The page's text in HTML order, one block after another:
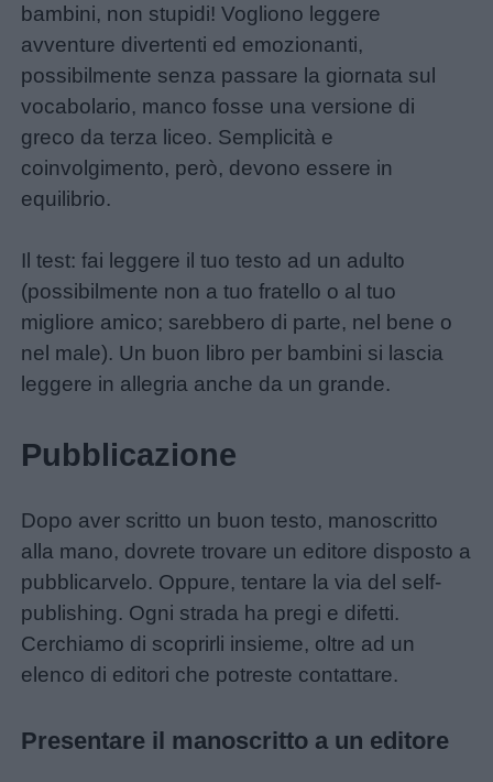
bambini, non stupidi! Vogliono leggere
avventure divertenti ed emozionanti,
possibilmente senza passare la giornata sul
vocabolario, manco fosse una versione di
greco da terza liceo. Semplicità e
coinvolgimento, però, devono essere in
equilibrio.
Il test: fai leggere il tuo testo ad un adulto
(possibilmente non a tuo fratello o al tuo
migliore amico; sarebbero di parte, nel bene o
nel male). Un buon libro per bambini si lascia
leggere in allegria anche da un grande.
Pubblicazione
Dopo aver scritto un buon testo, manoscritto
alla mano, dovrete trovare un editore disposto a
pubblicarvelo. Oppure, tentare la via del self-
publishing. Ogni strada ha pregi e difetti.
Cerchiamo di scoprirli insieme, oltre ad un
elenco di editori che potreste contattare.
Presentare il manoscritto a un editore